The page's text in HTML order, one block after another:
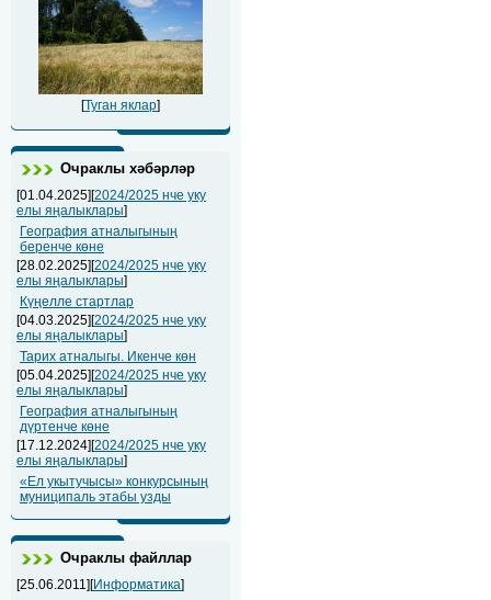
[Туган яклар]
Очраклы хәбәрләр
[01.04.2025][2024/2025 нче уку
елы яңалыклары]
География атналыгының
беренче көне
[28.02.2025][2024/2025 нче уку
елы яңалыклары]
Күңелле стартлар
[04.03.2025][2024/2025 нче уку
елы яңалыклары]
Тарих атналыгы. Икенче көн
[05.04.2025][2024/2025 нче уку
елы яңалыклары]
География атналыгының
дүртенче көне
[17.12.2024][2024/2025 нче уку
елы яңалыклары]
«Ел укытучысы» конкурсының
муниципаль этабы узды
Очраклы файллар
[25.06.2011][Информатика]